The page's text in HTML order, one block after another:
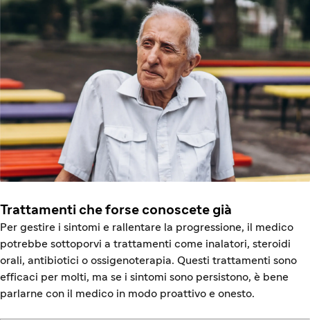
Trattamenti che forse conoscete già
Per gestire i sintomi e rallentare la progressione, il medico
potrebbe sottoporvi a trattamenti come inalatori, steroidi
orali, antibiotici o ossigenoterapia. Questi trattamenti sono
efficaci per molti, ma se i sintomi sono persistono, è bene
parlarne con il medico in modo proattivo e onesto.